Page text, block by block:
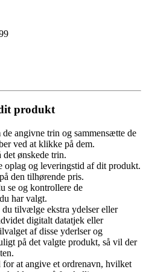
produkt
angivne trin og sammensætte de
ved at klikke på dem.
ønskede trin.
oplag og leveringstid af dit produkt.
den tilhørende pris.
se og kontrollere de
har valgt.
tilvælge ekstra ydelser eller
digitalt datatjek eller
af disse yderlser og
på det valgte produkt, så vil der
at angive et ordrenavn, hvilket